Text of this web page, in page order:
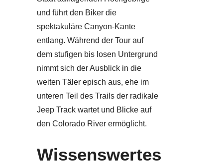
und führt den Biker die
spektakuläre Canyon-Kante
entlang. Während der Tour auf
dem stufigen bis losen Untergrund
nimmt sich der Ausblick in die
weiten Täler episch aus, ehe im
unteren Teil des Trails der radikale
Jeep Track wartet und Blicke auf
den Colorado River ermöglicht.
Wissenswertes